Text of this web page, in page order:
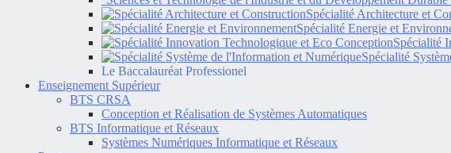
Spécialité Architecture et
Spécialité Energie et
Spécialité
Spécialité
Le Baccalauréat Professionel
Enseignement Supérieur
BTS CRSA
Conception et Réalisation de Systèmes Automatiques
BTS Informatique et Réseaux
Systèmes Numériques Informatique et Réseaux